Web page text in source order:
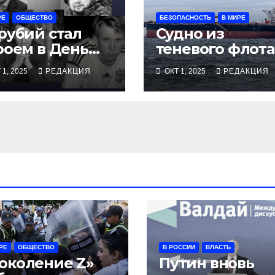
ОБЩЕСТВО
стал
в День
1, 2025 РЕДАКЦИЯ
БЕЗОПАСНОСТЬ В МИРЕ
Судно из
теневого флота
РФ
у берегов
Франции
ОКТ 1, 2025 РЕДАКЦИЯ
ОБЩЕСТВО
Z»
В РОССИИ ВЛАСТЬ
Путин вновь